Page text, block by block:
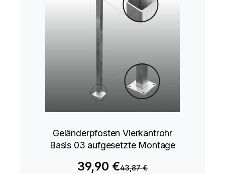
Geländerpfosten Vierkantrohr
Basis 03 aufgesetzte Montage
39,90 €43,87 €